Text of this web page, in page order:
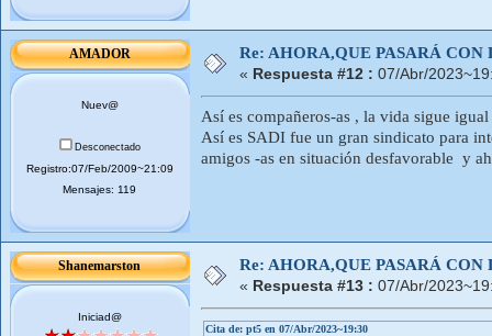
AMADOR
Nuev@
Desconectado
Registro:07/Feb/2009~21:09
Mensajes: 119
Re: AHORA,QUE PASARÁ
« Respuesta #12 : 07/Abr/
Así es compañeros-as , la vida sigue
Así es SADI fue un gran sindicato para
amigos -as en situación desfavorable y
Shanemarston
Iniciad@
Re: AHORA,QUE PASARÁ
« Respuesta #13 : 07/Abr/
Cita de: pt5 en 07/Abr/2023~19:30